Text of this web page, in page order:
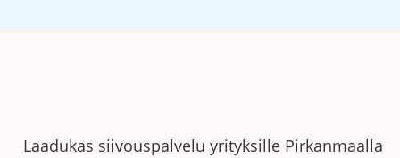
Laadukas siivouspalvelu yrityksille Pirkanmaalla